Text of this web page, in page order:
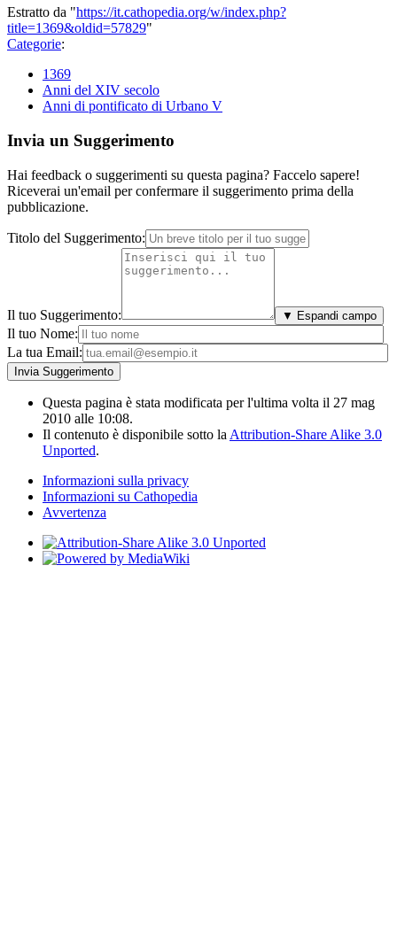
Estratto da "https://it.cathopedia.org/w/index.php?
title=1369&oldid=57829"
Categorie:
1369
Anni del XIV secolo
Anni di pontificato di Urbano V
Invia un Suggerimento
Hai feedback o suggerimenti su questa pagina? Faccelo sapere!
Riceverai un'email per confermare il suggerimento prima della
pubblicazione.
Titolo del Suggerimento:
Il tuo Suggerimento: ▼ Espandi campo
Il tuo Nome:
La tua Email:
Questa pagina è stata modificata per l'ultima volta il 27 mag
2010 alle 10:08.
Il contenuto è disponibile sotto la Attribution-Share Alike 3.0
Unported.
Informazioni sulla privacy
Informazioni su Cathopedia
Avvertenza